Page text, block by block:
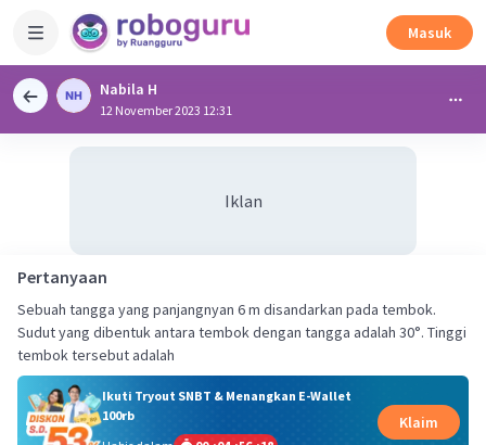
Masuk
Nabila H
12 November 2023 12:31
Iklan
Pertanyaan
Sebuah tangga yang panjangnyan 6 m disandarkan pada tembok.
Sudut yang dibentuk antara tembok dengan tangga adalah 30°. Tinggi
tembok tersebut adalah
Ikuti Tryout SNBT & Menangkan E-Wallet
100rb
Klaim